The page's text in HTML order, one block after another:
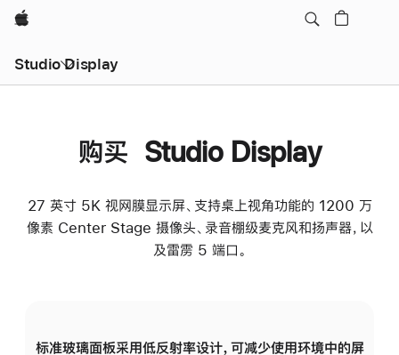
Apple
Studio Display
购买 Studio Display
27 英寸 5K 视网膜显示屏、支持桌上视角功能的 1200 万
像素 Center Stage 摄像头、录音棚级麦克风和扬声器，以
及雷雳 5 端口。
标准玻璃面板采用低反射率设计，可减少使用环境中的屏